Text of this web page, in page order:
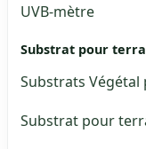
UVB-mètre
Substrat pour
Substrats
Substrat pour